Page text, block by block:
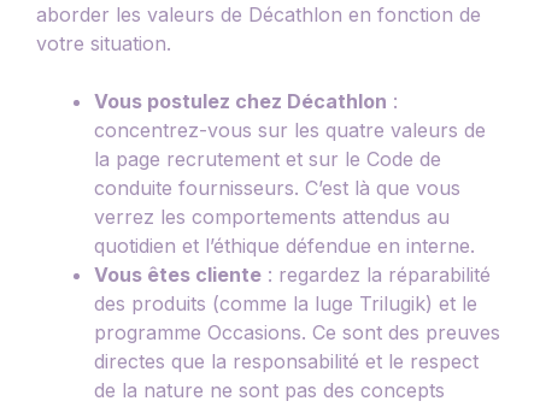
aborder les valeurs de Décathlon en fonction de
votre situation.
Vous postulez chez Décathlon :
concentrez-vous sur les quatre valeurs de
la page recrutement et sur le Code de
conduite fournisseurs. C’est là que vous
verrez les comportements attendus au
quotidien et l’éthique défendue en interne.
Vous êtes cliente : regardez la réparabilité
des produits (comme la luge Trilugik) et le
programme Occasions. Ce sont des preuves
directes que la responsabilité et le respect
de la nature ne sont pas des concepts